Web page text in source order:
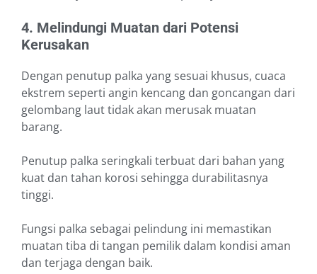
4. Melindungi Muatan dari Potensi
Kerusakan
Dengan penutup palka yang sesuai khusus, cuaca
ekstrem seperti angin kencang dan goncangan dari
gelombang laut tidak akan merusak muatan
barang.
Penutup palka seringkali terbuat dari bahan yang
kuat dan tahan korosi sehingga durabilitasnya
tinggi.
Fungsi palka sebagai pelindung ini memastikan
muatan tiba di tangan pemilik dalam kondisi aman
dan terjaga dengan baik.